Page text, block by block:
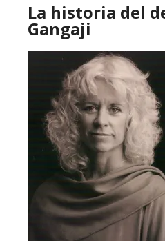
La historia del
Gangaji